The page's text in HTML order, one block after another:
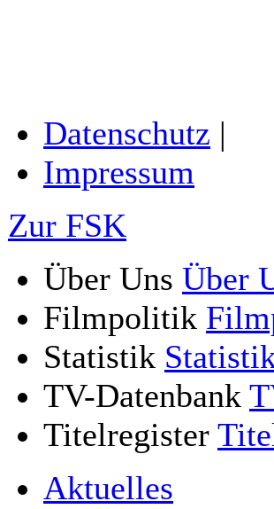
Datenschutz |
Impressum
Zur FSK
Über Uns Über
Filmpolitik
Statistik
TV-Datenbank
Titelregister
Aktuelles